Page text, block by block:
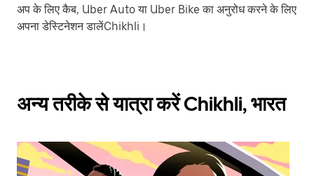
अप के लिए कैब, Uber Auto या Uber Bike का अनुरोध करने के लिए
अपना डेस्टिनेशन डालेंChikhli।
अन्य तरीके से यात्रा करें Chikhli, भारत